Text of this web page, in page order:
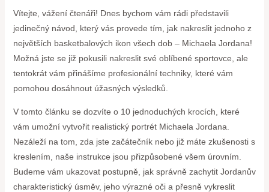
Vítejte, vážení čtenáři! Dnes bychom vám rádi představili
jedinečný návod, který vás provede tím, jak nakreslit jednoho z
největších basketbalových ikon všech dob – Michaela Jordana!
Možná jste se již pokusili nakreslit své oblíbené sportovce, ale
tentokrát vám přinášíme profesionální techniky, které vám
pomohou dosáhnout úžasných výsledků.
V tomto článku se dozvíte o 10 jednoduchých krocích, které
vám umožní vytvořit realistický portrét Michaela Jordana.
Nezáleží na tom, zda jste začátečník nebo již máte zkušenosti s
kreslením, naše instrukce jsou přizpůsobené všem úrovním.
Budeme vám ukazovat postupně, jak správně zachytit Jordanův
charakteristický úsměv, jeho výrazné oči a přesně vykreslit